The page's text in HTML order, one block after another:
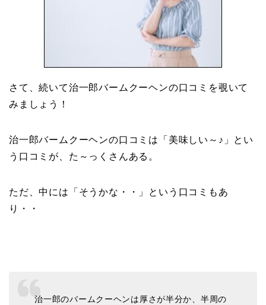
さて、続いて治一郎バームクーヘンの口コミを覗いて
みましょう！
治一郎バームクーヘンの口コミは「美味しい～♪」とい
う口コミが、た～っくさんある。
ただ、中には「そうかな・・」という口コミもあ
り・・
治一郎のバームクーヘンは厚さが半分か、半周の